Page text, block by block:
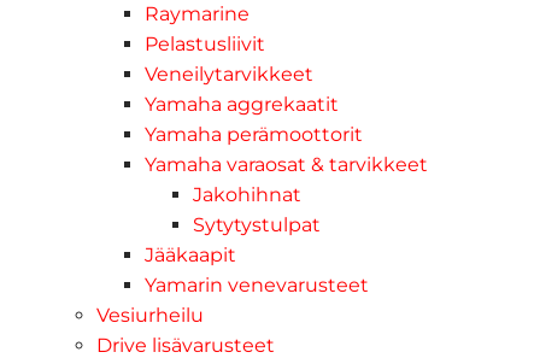
Raymarine
Pelastusliivit
Veneilytarvikkeet
Yamaha aggrekaatit
Yamaha perämoottorit
Yamaha varaosat & tarvikkeet
Jakohihnat
Sytytystulpat
Jääkaapit
Yamarin venevarusteet
Vesiurheilu
Drive lisävarusteet